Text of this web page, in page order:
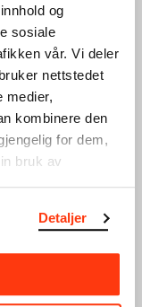
og
sosiale
vår. Vi deler
nettstedet
medier,
kombinere den
for dem,
bruk av
Detaljer
av
inn